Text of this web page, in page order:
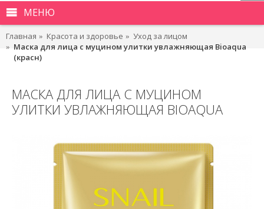
МЕНЮ
Главная Красота и здоровье
Уход за лицом
Маска для лица с муцином улитки увлажняющая Bioaqua
(красн)
МАСКА ДЛЯ ЛИЦА С МУЦИНОМ
УЛИТКИ УВЛАЖНЯЮЩАЯ BIOAQUA